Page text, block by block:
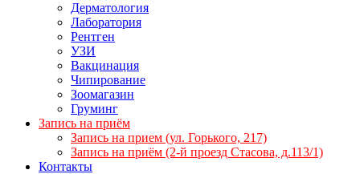
Дерматология
Лаборатория
Рентген
УЗИ
Вакцинация
Чипирование
Зоомагазин
Груминг
Запись на приём
Запись на прием (ул. Горького, 217)
Запись на приём (2-й проезд Стасова, д.113/1)
Контакты